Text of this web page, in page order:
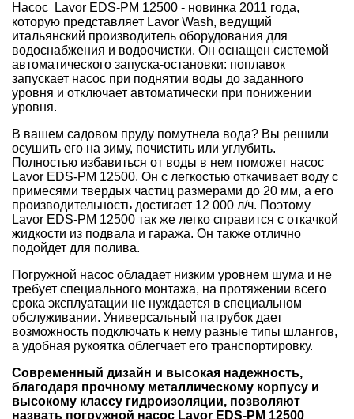
Насос Lavor EDS-PM 12500 - новинка 2011 года,
которую представляет Lavor Wash, ведущий
итальянский производитель оборудования для
водоснабжения и водоочистки. Он оснащен системой
автоматического запуска-остановки: поплавок
запускает насос при поднятии воды до заданного
уровня и отключает автоматически при понижении
уровня.
В вашем садовом пруду помутнела вода? Вы решили
осушить его на зиму, почистить или углубить.
Полностью избавиться от воды в нем поможет насос
Lavor EDS-PM 12500. Он с легкостью откачивает воду с
примесями твердых частиц размерами до 20 мм, а его
производительность достигает 12 000 л/ч. Поэтому
Lavor EDS-PM 12500 так же легко справится с откачкой
жидкости из подвала и гаража. Он также отлично
подойдет для полива.
Погружной насос обладает низким уровнем шума и не
требует специального монтажа, на протяжении всего
срока эксплуатации не нуждается в специальном
обслуживании. Универсальный патрубок дает
возможность подключать к нему разные типы шлангов,
а удобная рукоятка облегчает его транспортировку.
Современный дизайн и высокая надежность,
благодаря прочному металлическому корпусу и
высокому классу гидроизоляции, позволяют
назвать погружной насос Lavor EDS-PM 12500